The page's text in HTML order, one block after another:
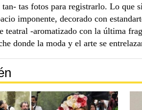
tas fotos para registrarlo. Lo que
imponente, decorado con
teatral -aromatizado con la última
donde la moda y el arte se